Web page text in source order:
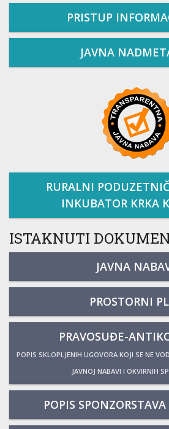
PRISTUP
JAVNA
RURALNI
INKUBATOR KRKA
ISTAKNUTI
JAVNA
PROSTORNI
PRAVOSUĐE-
POPIS SKLOPLJENIH UGOVORA KOJI SE NE
JAVNOJ NABAVI I OKVIRNIH
POPIS